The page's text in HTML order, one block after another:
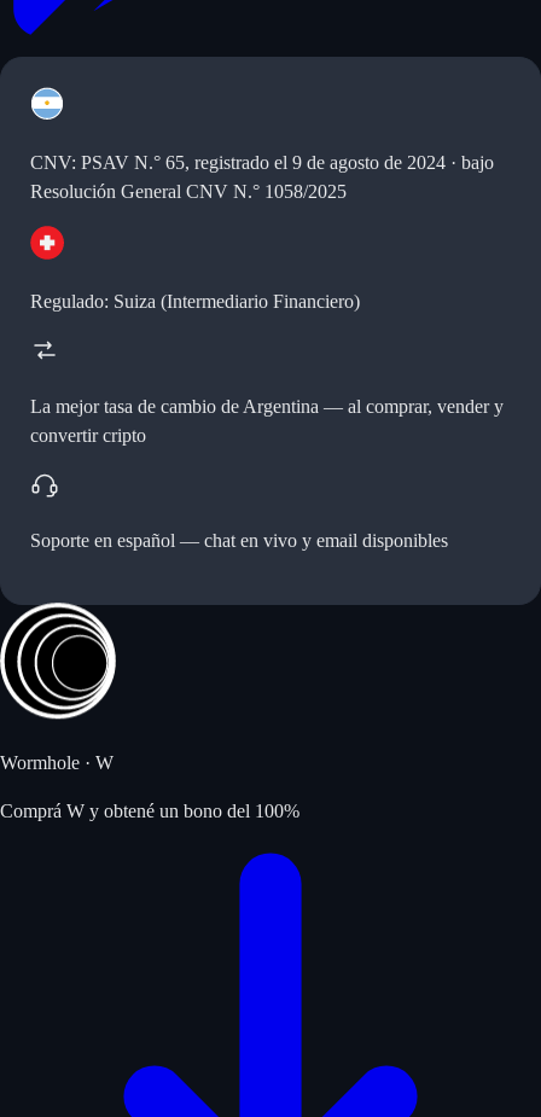
CNV: PSAV N.° 65, registrado el 9 de agosto de 2024 · bajo
Resolución General CNV N.° 1058/2025
Regulado: Suiza (Intermediario Financiero)
La mejor tasa de cambio de Argentina — al comprar, vender y
convertir cripto
Soporte en español — chat en vivo y email disponibles
Wormhole · W
Comprá W y obtené un bono del 100%